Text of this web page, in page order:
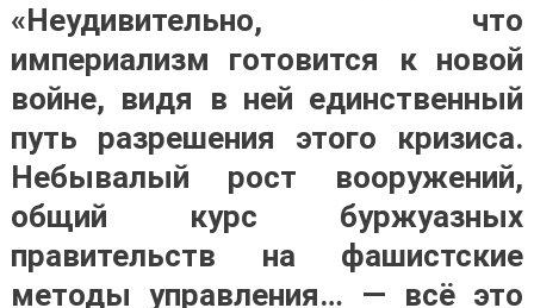
«Неудивительно, что
империализм готовится к новой
войне, видя в ней единственный
путь разрешения этого кризиса.
Небывалый рост вооружений,
общий курс буржуазных
правительств на фашистские
методы управления… — всё это